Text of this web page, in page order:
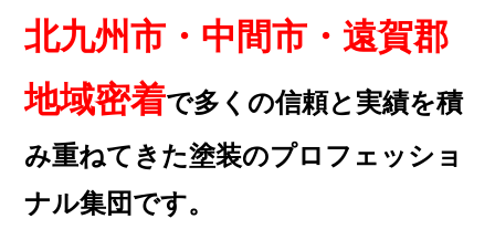
北九州市・中間市・遠賀郡
地域密着で多くの信頼と実績を積
み重ねてきた塗装のプロフェッショ
ナル集団です。